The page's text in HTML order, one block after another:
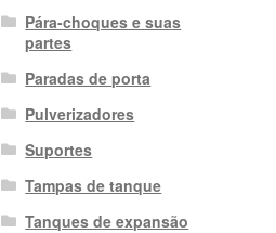
Pára-choques e suas
partes
Paradas de porta
Pulverizadores
Suportes
Tampas de tanque
Tanques de expansão